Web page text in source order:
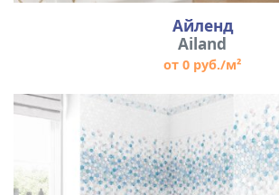
Айленд
Ailand
от 0 руб./м²